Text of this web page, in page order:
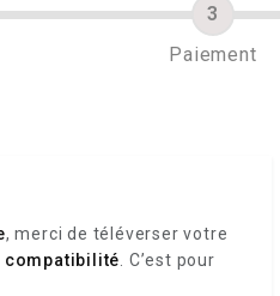
Paiement
, merci de téléverser votre
compatibilité . C’est pour